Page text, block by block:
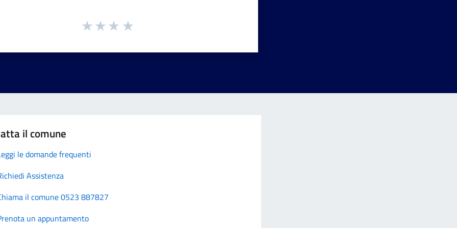
il comune
le domande frequenti
Assistenza
il comune 0523 887827
un appuntamento